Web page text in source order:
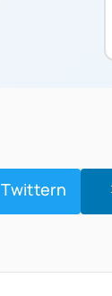
Twittern